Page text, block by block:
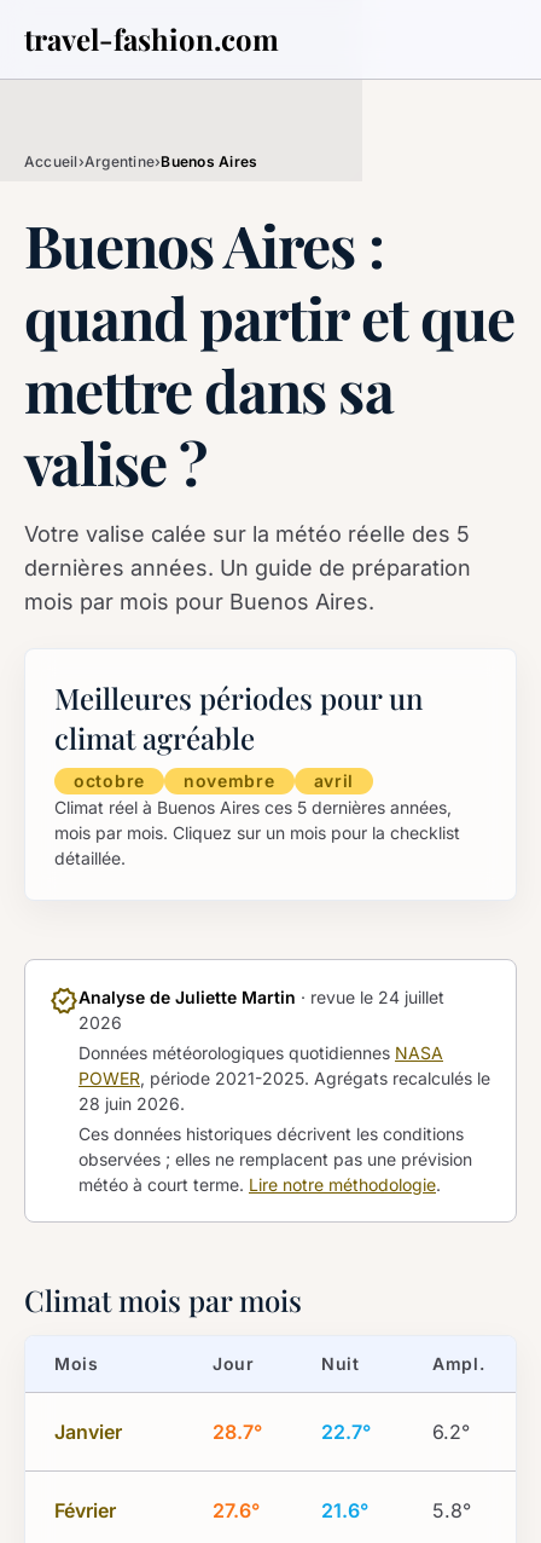
travel-fashion.com
Accueil›Argentine›Buenos Aires
Buenos Aires :
quand partir et que
mettre dans sa
valise ?
Votre valise calée sur la météo réelle des 5
dernières années. Un guide de préparation
mois par mois pour Buenos Aires.
Meilleures périodes pour un
climat agréable
octobre novembre
avril
Climat réel à Buenos Aires ces 5 dernières années,
mois par mois. Cliquez sur un mois pour la checklist
détaillée.
verifiedAnalyse de Juliette Martin · revue le 24 juillet
2026
Données météorologiques quotidiennes NASA
POWER, période 2021-2025. Agrégats recalculés le
28 juin 2026.
Ces données historiques décrivent les conditions
observées ; elles ne remplacent pas une prévision
météo à court terme. Lire notre méthodologie.
Climat mois par mois
Mois Jour Nuit Ampl.
Janvier 28.7° 22.7° 6.2°
Février 27.6° 21.6° 5.8°